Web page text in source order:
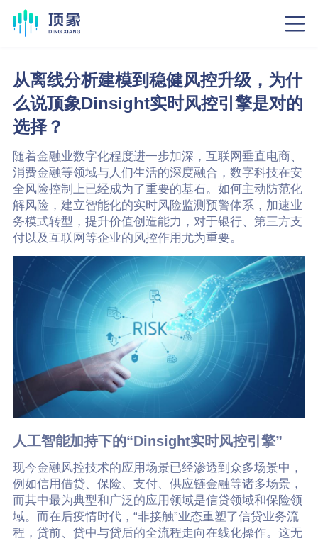
从离线分析建模到稳健风控升级，为什
么说顶象Dinsight实时风控引擎是对的
选择？
随着金融业数字化程度进一步加深，互联网垂直电商、
消费金融等领域与人们生活的深度融合，数字科技在安
全风险控制上已经成为了重要的基石。如何主动防范化
解风险，建立智能化的实时风险监测预警体系，加速业
务模式转型，提升价值创造能力，对于银行、第三方支
付以及互联网等企业的风控作用尤为重要。
人工智能加持下的“Dinsight实时风控引擎”
现今金融风控技术的应用场景已经渗透到众多场景中，
例如信用借贷、保险、支付、供应链金融等诸多场景，
而其中最为典型和广泛的应用领域是信贷领域和保险领
域。而在后疫情时代，“非接触”业态重塑了信贷业务流
程，贷前、贷中与贷后的全流程走向在线化操作。这无